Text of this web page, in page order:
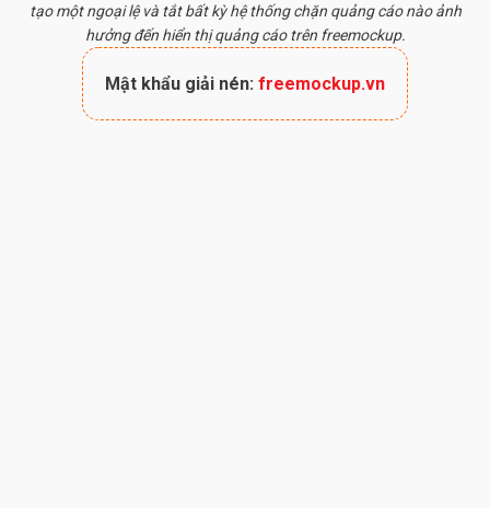
tạo một ngoại lệ và tắt bất kỳ hệ thống chặn quảng cáo nào ảnh
hưởng đến hiển thị quảng cáo trên freemockup.
Mật khẩu giải nén: freemockup.vn